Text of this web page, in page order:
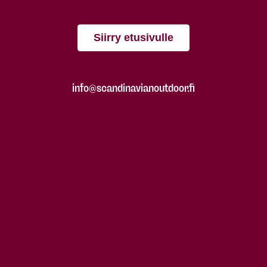
Siirry etusivulle
info@scandinavianoutdoor.fi